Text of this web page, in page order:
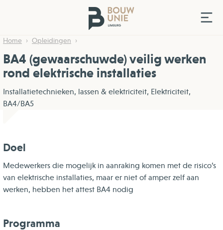
Home Opleidingen
BA4 (gewaarschuwde) veilig werken
rond elektrische installaties
Installatietechnieken, lassen & elektriciteit, Elektriciteit,
BA4/BA5
Doel
Medewerkers die mogelijk in aanraking komen met de risico’s
van elektrische installaties, maar er niet of amper zelf aan
werken, hebben het attest BA4 nodig
Programma